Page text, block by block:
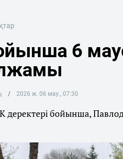
6
2026 ж. 06 мау., 07:30
деректері бойынша,